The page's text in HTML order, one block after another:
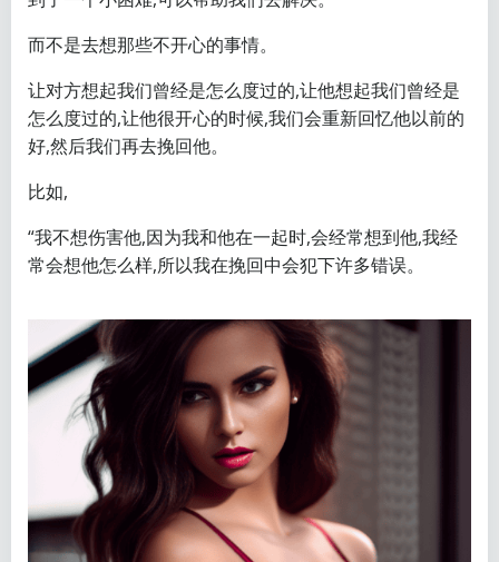
而不是去想那些不开心的事情。
让对方想起我们曾经是怎么度过的,让他想起我们曾经是
怎么度过的,让他很开心的时候,我们会重新回忆他以前的
好,然后我们再去挽回他。
比如,
“我不想伤害他,因为我和他在一起时,会经常想到他,我经
常会想他怎么样,所以我在挽回中会犯下许多错误。